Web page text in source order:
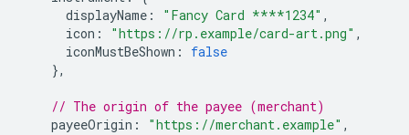
displayName : "Fancy Card ****1234" ,
icon : "https://rp.example/card-art.png" ,
iconMustBeShown :
false
},
// The origin of the payee (merchant)
payeeOrigin : "https://merchant.example" ,